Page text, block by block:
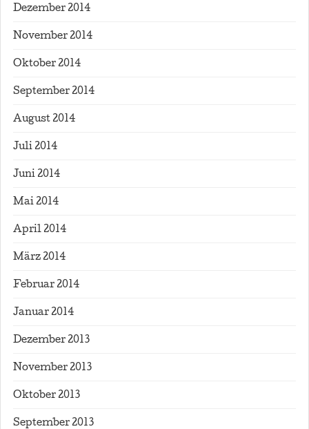
Dezember 2014
November 2014
Oktober 2014
September 2014
August 2014
Juli 2014
Juni 2014
Mai 2014
April 2014
März 2014
Februar 2014
Januar 2014
Dezember 2013
November 2013
Oktober 2013
September 2013